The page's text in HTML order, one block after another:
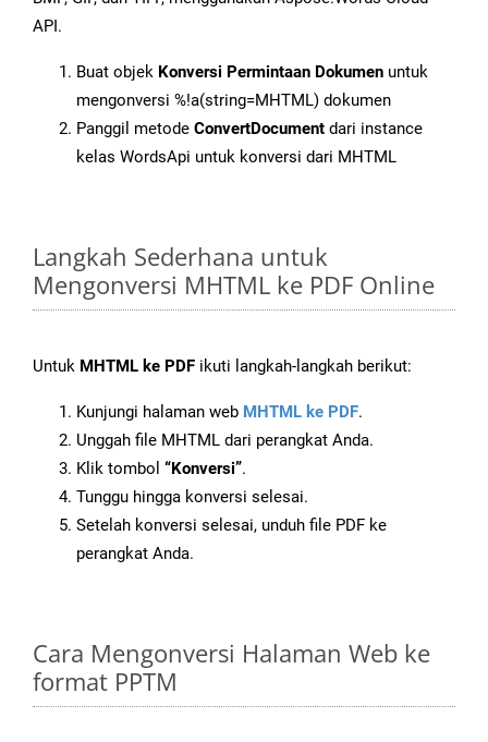
API.
Buat objek Konversi Permintaan Dokumen untuk
mengonversi %!a(string=MHTML) dokumen
Panggil metode ConvertDocument dari instance
kelas WordsApi untuk konversi dari MHTML
Langkah Sederhana untuk
Mengonversi MHTML ke PDF Online
Untuk MHTML ke PDF ikuti langkah-langkah berikut:
Kunjungi halaman web MHTML ke PDF.
Unggah file MHTML dari perangkat Anda.
Klik tombol “Konversi”.
Tunggu hingga konversi selesai.
Setelah konversi selesai, unduh file PDF ke
perangkat Anda.
Cara Mengonversi Halaman Web ke
format PPTM